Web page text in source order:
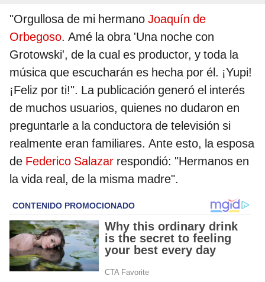
"Orgullosa de mi hermano Joaquín de
Orbegoso. Amé la obra 'Una noche con
Grotowski', de la cual es productor, y toda la
música que escucharán es hecha por él. ¡Yupi!
¡Feliz por ti!". La publicación generó el interés
de muchos usuarios, quienes no dudaron en
preguntarle a la conductora de televisión si
realmente eran familiares. Ante esto, la esposa
de Federico Salazar respondió: "Hermanos en
la vida real, de la misma madre".